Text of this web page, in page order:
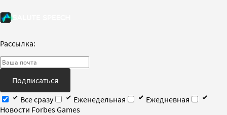
Рассылка:
Подписаться
Все сразу
Еженедельная
Ежедневная
Новости Forbes Games